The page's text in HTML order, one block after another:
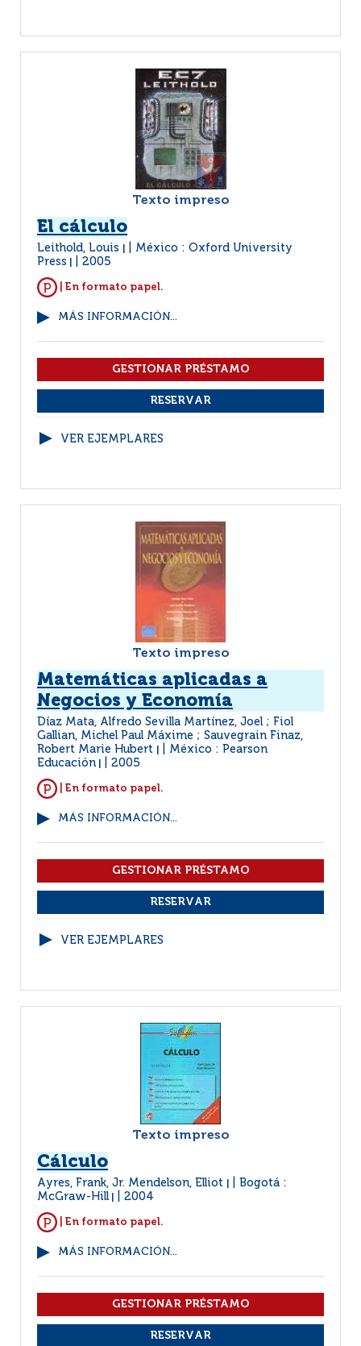
Texto impreso
El cálculo
Leithold, Louis
México : Oxford University
Press
2005
| En formato papel.
MÁS INFORMACIÓN...
VER EJEMPLARES
Texto impreso
Matemáticas aplicadas a
Negocios y Economía
Díaz Mata, Alfredo Sevilla Martínez, Joel ; Fiol
Gallian, Michel Paul Máxime ; Sauvegrain Finaz,
Robert Marie Hubert
México : Pearson
Educación
2005
| En formato papel.
MÁS INFORMACIÓN...
VER EJEMPLARES
Texto impreso
Cálculo
Ayres, Frank, Jr. Mendelson, Elliot
Bogotá :
McGraw-Hill
2004
| En formato papel.
MÁS INFORMACIÓN...